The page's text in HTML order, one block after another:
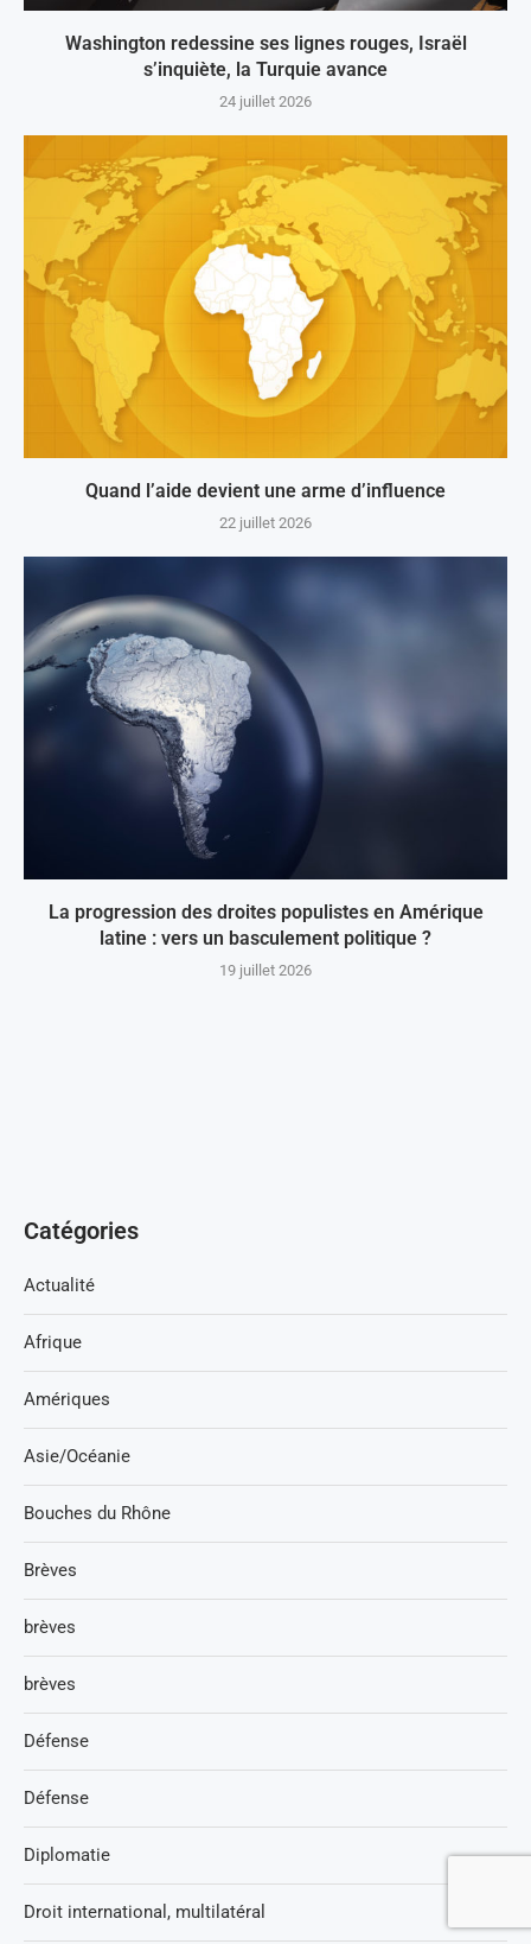
Washington redessine ses lignes rouges, Israël
s’inquiète, la Turquie avance
24 juillet 2026
Quand l’aide devient une arme d’influence
22 juillet 2026
La progression des droites populistes en Amérique
latine : vers un basculement politique ?
19 juillet 2026
Catégories
Actualité
Afrique
Amériques
Asie/Océanie
Bouches du Rhône
Brèves
brèves
brèves
Défense
Défense
Diplomatie
Droit international, multilatéral